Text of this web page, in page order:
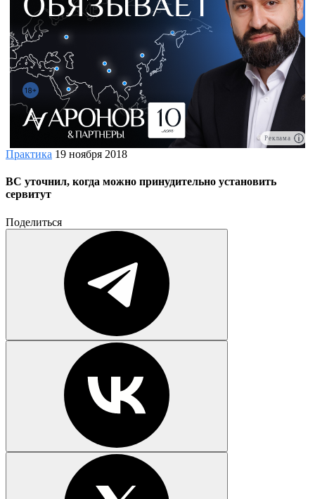
Реклама
Практика 19 ноября 2018
ВС уточнил, когда можно принудительно установить
сервитут
Поделиться